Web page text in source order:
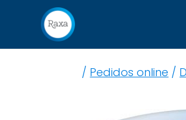
/ Pedidos online /